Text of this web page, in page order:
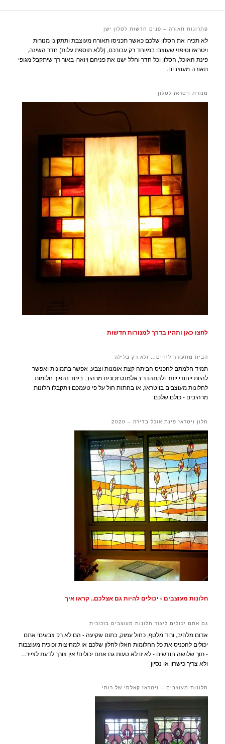
פתרונות תאורה – פנים חדשות לסלון ישן
לא תכירו את הסלון שלכם כאשר תכניסו תאורה מעוצבת ותתקינו מנורות
ויטראז וטיפני שעוצבו במיוחד רק עבורכם, (ללא תוספת עלות) חדר השינה,
פינת האוכל, הסלון וכל חדר וחלל ישנו את פניהם ויוארו באור רך שיתקבל מגופי
תאורה מעוצבים.
מנורת ויטראז לסלון
לחצו כאן ותהיו בדרך למנורות חדשות
הבית מתעורר לחיים… ולא רק בלילה
תמיד חלמתם להכניס הביתה קצת אומנות וצבע, אפשר בתמונות ואפשר
להיות ייחודי יותר ולהתהדר באלמנט זכוכית מרהיב. ביחד נהפוך חלומות
לחלונות מעוצבים בויטראז, או בהתזת חול על פי טעמכם ויתקבלו חלונות
מרהיבים - כולם שלכם
חלון ויטראז פינת אוכל בדירה – 2020
חלונות מעוצבים - יכולים להיות גם אצלכם.. קראו איך
גם אתם יכולים ליצור חלונות מעוצבים בזכוכית
אדום מלהיב, ורוד מלטף, כחול עמוק, כתום שקיעה - הם לא רק צבעים! אתם
יכולים להכניס את כל החלומות האלו לחלון שלכם או למחיצות זכוכית מעוצבות
- תוך שלושה חודשים - לא זו לא טעות גם אתם יכולים! אין צורך לדעת לצייר...
ולא צריך כישרון או נסיון
חלונות מעוצבים – ויטראז קאלסי של רותי